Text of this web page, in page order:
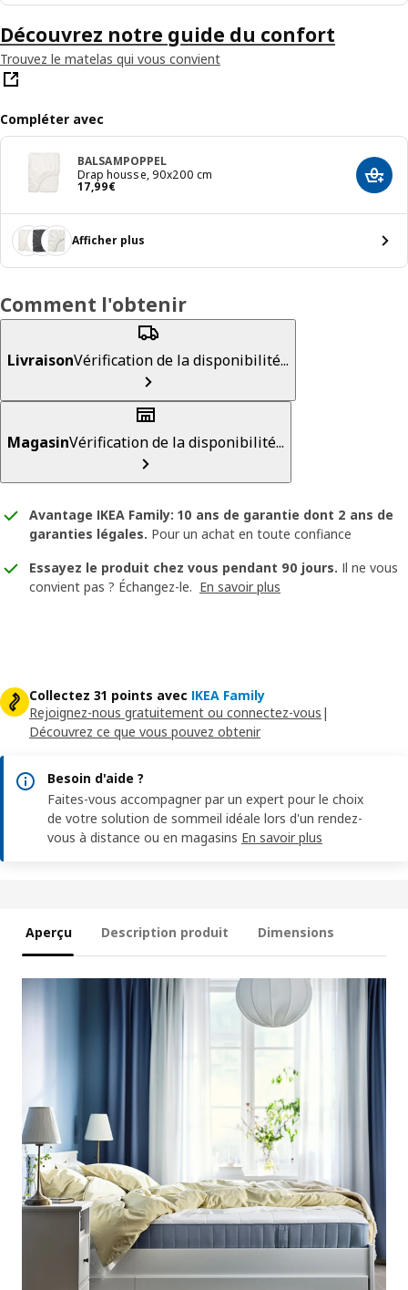
Découvrez notre guide du confort
Trouvez le matelas qui vous convient
Compléter avec
BALSAMPOPPEL
Drap housse, 90x200 cm
17,99€
Prix 17,99€
Afficher plus
Comment l'obtenir
LivraisonVérification de la disponibilité...
MagasinVérification de la disponibilité...
Avantage IKEA Family: 10 ans de garantie dont 2 ans de
garanties légales. Pour un achat en toute confiance
Essayez le produit chez vous pendant 90 jours. Il ne vous
convient pas ? Échangez-le. En savoir plus
Collectez 31 points avec IKEA Family
Rejoignez-nous gratuitement ou connectez-vous |
Découvrez ce que vous pouvez obtenir
Besoin d'aide ?
Faites-vous accompagner par un expert pour le choix
de votre solution de sommeil idéale lors d'un rendez-
vous à distance ou en magasins En savoir plus
Aperçu Description produit Dimensions